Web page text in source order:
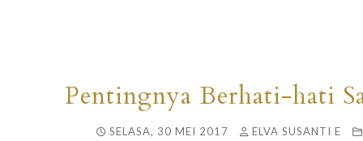
Pentingnya Berhati-hati
SELASA, 30 MEI 2017 ELVA SUSANTI E